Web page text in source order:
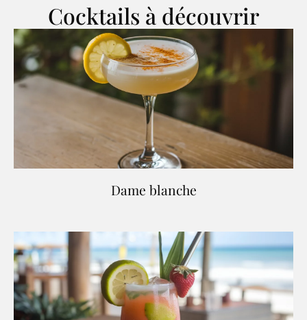
Cocktails à découvrir
Dame blanche